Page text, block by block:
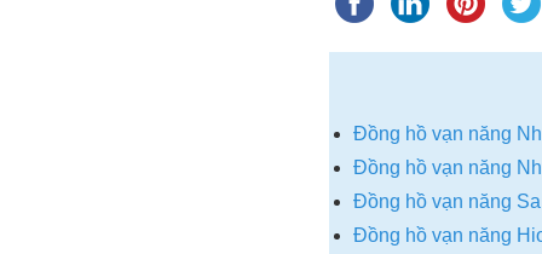
Đồng hồ vạn năng
Đồng hồ vạn năng
Đồng hồ vạn năng
Đồng hồ vạn năng